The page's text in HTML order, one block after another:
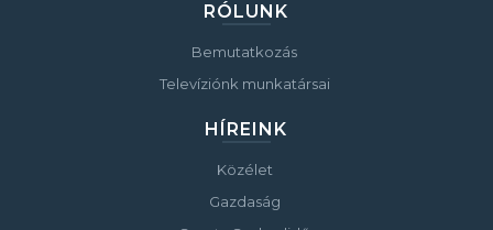
RÓLUNK
Bemutatkozás
Televíziónk munkatársai
HÍREINK
Közélet
Gazdaság